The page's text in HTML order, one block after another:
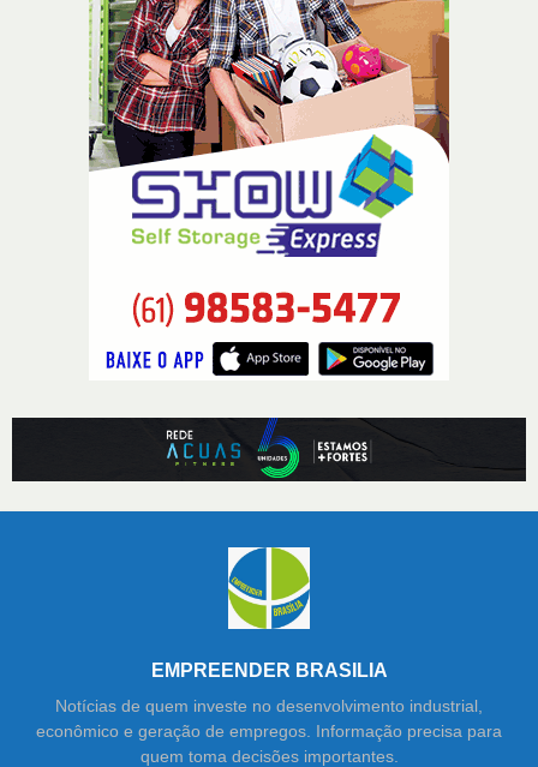
EMPREENDER BRASILIA
Notícias de quem investe no desenvolvimento industrial,
econômico e geração de empregos. Informação precisa para
quem toma decisões importantes.